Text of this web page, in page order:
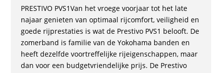
PRESTIVO PVS1Van het vroege voorjaar tot het late
najaar genieten van optimaal rijcomfort, veiligheid en
goede rijprestaties is wat de Prestivo PVS1 belooft. De
zomerband is familie van de Yokohama banden en
heeft dezelfde voortreffelijke rijeigenschappen, maar
dan voor een budgetvriendelijke prijs. De Prestivo